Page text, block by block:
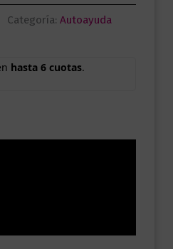
Categoría: Autoayuda